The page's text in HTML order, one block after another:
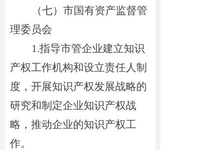
（七）市国有资产监督管
理委员会
1.指导市管企业建立知识
产权工作机构和设立责任人制
度，开展知识产权发展战略的
研究和制定企业知识产权战
略，推动企业的知识产权工
作。